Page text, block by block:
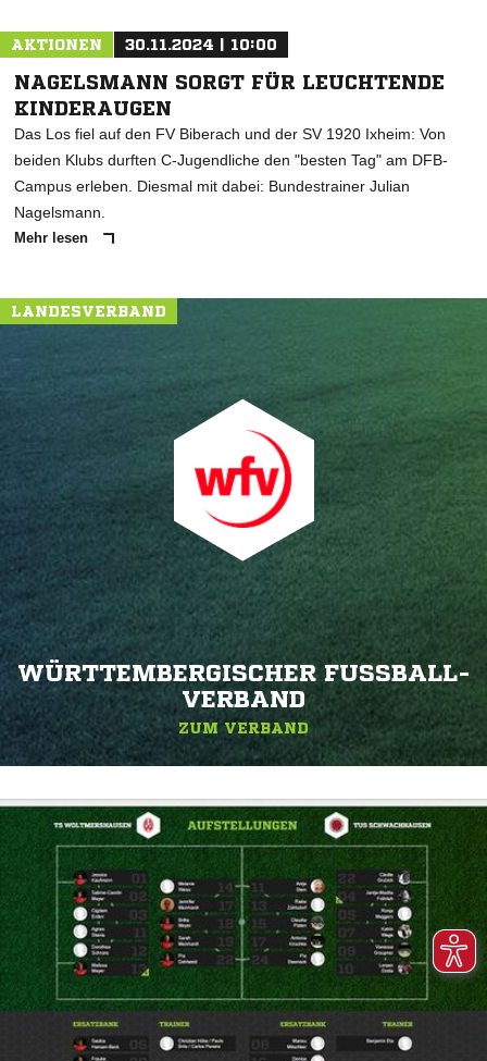
AKTIONEN 30.11.2024 | 10:00
NAGELSMANN SORGT FÜR LEUCHTENDE
KINDERAUGEN
Das Los fiel auf den FV Biberach und der SV 1920 Ixheim: Von
beiden Klubs durften C-Jugendliche den "besten Tag" am DFB-
Campus erleben. Diesmal mit dabei: Bundestrainer Julian
Nagelsmann.
Mehr lesen
LANDESVERBAND
WÜRTTEMBERGISCHER FUSSBALL-V
ERBAND
ZUM VERBAND